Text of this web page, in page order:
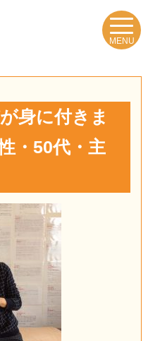
MENU
身に付きま
・50代・主